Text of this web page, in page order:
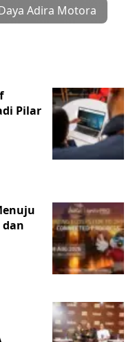
Adira Motora
Pilar
dan